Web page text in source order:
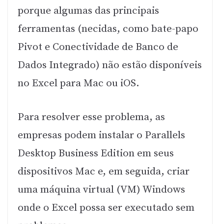
porque algumas das principais
ferramentas (necidas, como bate-papo
Pivot e Conectividade de Banco de
Dados Integrado) não estão disponíveis
no Excel para Mac ou iOS.
Para resolver esse problema, as
empresas podem instalar o Parallels
Desktop Business Edition em seus
dispositivos Mac e, em seguida, criar
uma máquina virtual (VM) Windows
onde o Excel possa ser executado sem